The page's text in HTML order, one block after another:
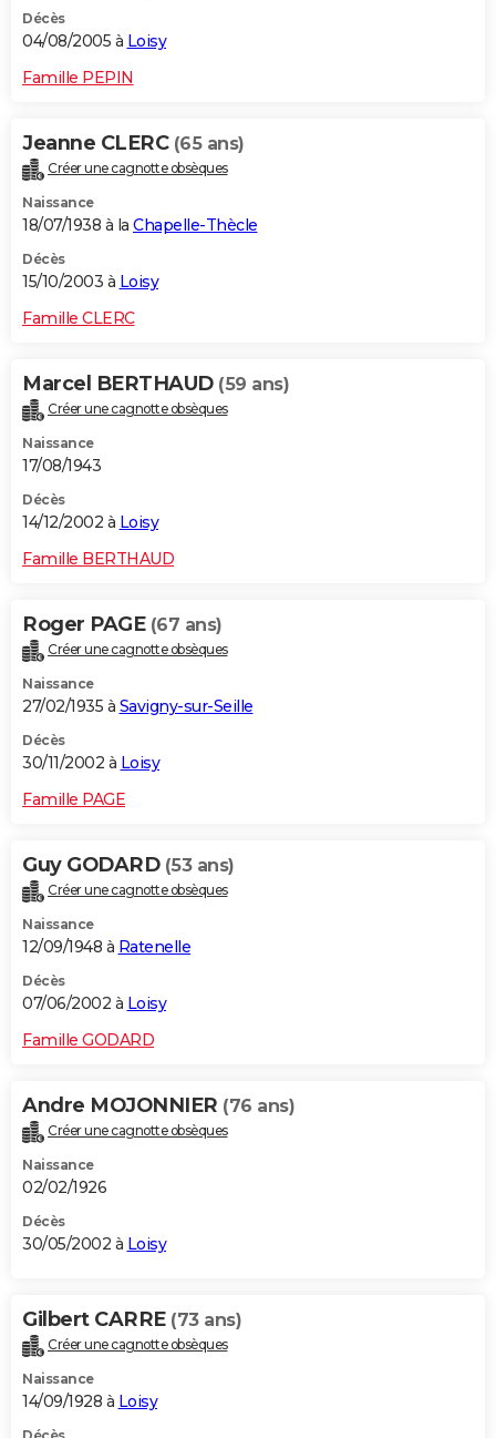
Décès
04/08/2005 à Loisy
Famille PEPIN
Jeanne CLERC (65 ans)
Créer une cagnotte obsèques
Naissance
18/07/1938 à la Chapelle-Thècle
Décès
15/10/2003 à Loisy
Famille CLERC
Marcel BERTHAUD (59 ans)
Créer une cagnotte obsèques
Naissance
17/08/1943
Décès
14/12/2002 à Loisy
Famille BERTHAUD
Roger PAGE (67 ans)
Créer une cagnotte obsèques
Naissance
27/02/1935 à Savigny-sur-Seille
Décès
30/11/2002 à Loisy
Famille PAGE
Guy GODARD (53 ans)
Créer une cagnotte obsèques
Naissance
12/09/1948 à Ratenelle
Décès
07/06/2002 à Loisy
Famille GODARD
Andre MOJONNIER (76 ans)
Créer une cagnotte obsèques
Naissance
02/02/1926
Décès
30/05/2002 à Loisy
Gilbert CARRE (73 ans)
Créer une cagnotte obsèques
Naissance
14/09/1928 à Loisy
Décès